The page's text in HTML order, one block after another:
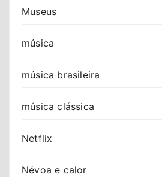
Museus
música
música brasileira
música clássica
Netflix
Névoa e calor